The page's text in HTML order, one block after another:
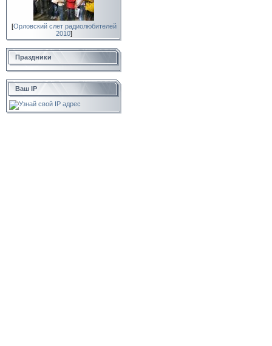
[Орловский слет радиолюбителей
2010]
Праздники
Ваш IP